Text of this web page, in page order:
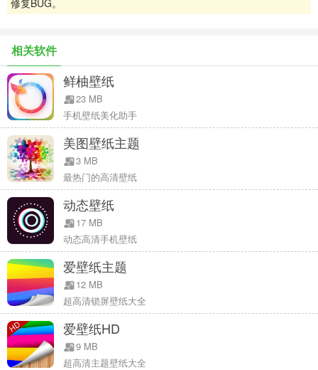
独家原创壁纸发源地，百万壁纸任你选~
【24小时热点不断】
不断有新设计师、摄影师、漫画家入驻，每天24小时不间断更新。
【Android壁纸来袭】
独家Android风格壁纸重磅放送，总有一款适合你！
【200+专业分类】
各色分类全覆盖：锁屏,主屏,美女,热门影视,动漫,卡通,摄影,文字,风景,
明星,图案,漫画,电影,汽车,图标等等；而且不仅仅只是壁纸，还有头
像、朋友圈封面、微信隔离区等等，全方位360°无死角满足你的要
求。
修复BUG。
相关软件
鲜柚壁纸
23 MB
手机壁纸美化助手
美图壁纸主题
3 MB
最热门的高清壁纸
动态壁纸
17 MB
动态高清手机壁纸
爱壁纸主题
12 MB
超高清锁屏壁纸大全
爱壁纸HD
9 MB
超高清主题壁纸大全